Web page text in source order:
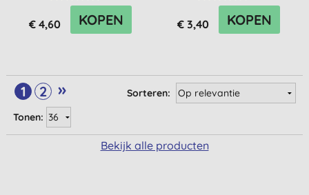
€ 4,60 KOPEN € 3,40 KOPEN
1 2 »
Sorteren:
Tonen:
Bekijk alle producten